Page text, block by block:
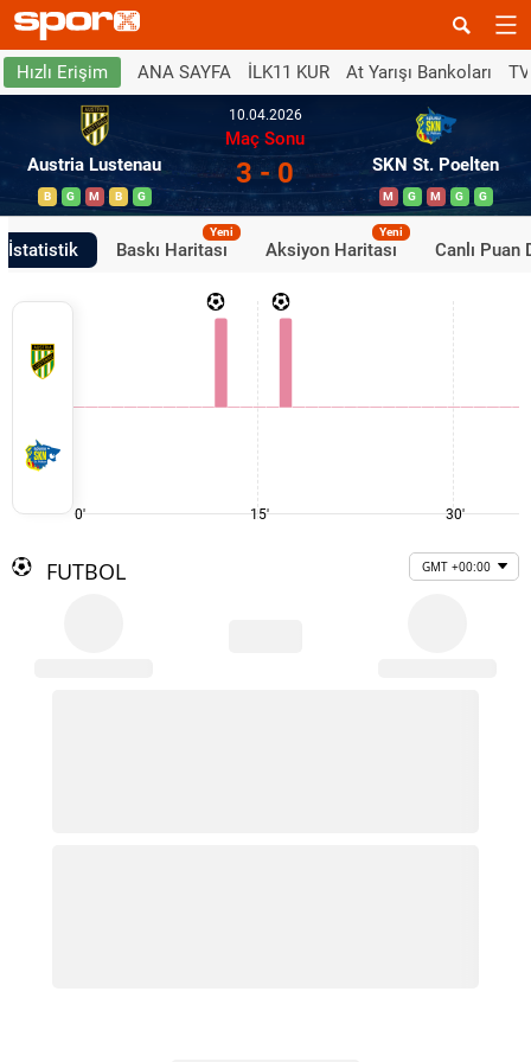
Hızlı Erişim ANA SAYFA İLK11 KUR At Yarışı Bankoları
Austria Lustenau
B G M B G
10.04.2026
Maç Sonu
3 - 0 SKN St. Poelten
M G M G G
İstatistik Baskı Haritası
Yeni
Aksiyon Haritası
Yeni
Canlı Puan
0' 15' 30'
FUTBOL GMT +00:00